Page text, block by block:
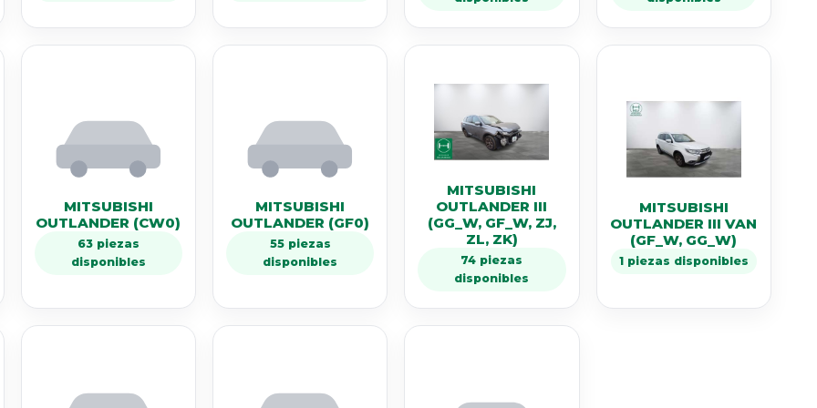
MITSUBISHI
OUTLANDER (CW0)
63 piezas
disponibles
MITSUBISHI
OUTLANDER (GF0)
55 piezas
disponibles
MITSUBISHI
OUTLANDER III
(GG_W, GF_W, ZJ,
ZL, ZK)
74 piezas
disponibles
MITSUBISHI
OUTLANDER III VAN
(GF_W, GG_W)
1 piezas disponibles